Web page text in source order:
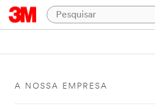
A NOSSA EMPRESA